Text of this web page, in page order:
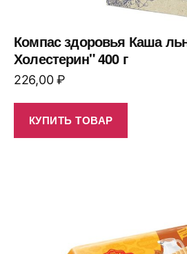
Компас здоровья Каша
Холестерин" 400 г
226,00₽
КУПИТЬ ТОВАР